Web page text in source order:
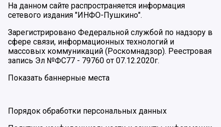
На данном сайте распространяется информация
сетевого издания "ИНФО-Пушкино".
Зарегистрировано Федеральной службой по надзору в
сфере связи, информационных технологий и
массовых коммуникаций (Роскомнадзор). Реестровая
запись Эл №ФС77 - 79760 от 07.12.2020г.
Показать баннерные места
Порядок обработки персональных данных